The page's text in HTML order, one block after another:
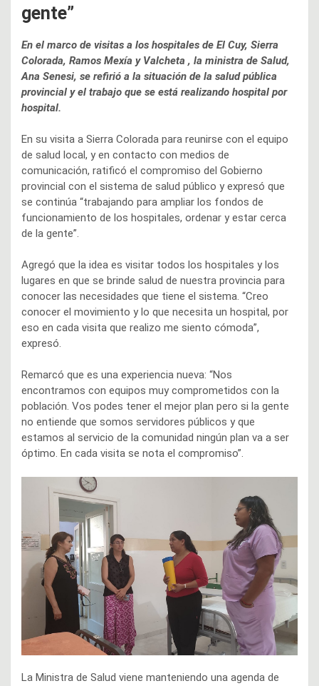
gente”
En el marco de visitas a los hospitales de El Cuy, Sierra
Colorada, Ramos Mexía y Valcheta , la ministra de Salud,
Ana Senesi, se refirió a la situación de la salud pública
provincial y el trabajo que se está realizando hospital por
hospital.
En su visita a Sierra Colorada para reunirse con el equipo
de salud local, y en contacto con medios de
comunicación, ratificó el compromiso del Gobierno
provincial con el sistema de salud público y expresó que
se continúa “trabajando para ampliar los fondos de
funcionamiento de los hospitales, ordenar y estar cerca
de la gente”.
Agregó que la idea es visitar todos los hospitales y los
lugares en que se brinde salud de nuestra provincia para
conocer las necesidades que tiene el sistema. “Creo
conocer el movimiento y lo que necesita un hospital, por
eso en cada visita que realizo me siento cómoda”,
expresó.
Remarcó que es una experiencia nueva: “Nos
encontramos con equipos muy comprometidos con la
población. Vos podes tener el mejor plan pero si la gente
no entiende que somos servidores públicos y que
estamos al servicio de la comunidad ningún plan va a ser
óptimo. En cada visita se nota el compromiso”.
La Ministra de Salud viene manteniendo una agenda de